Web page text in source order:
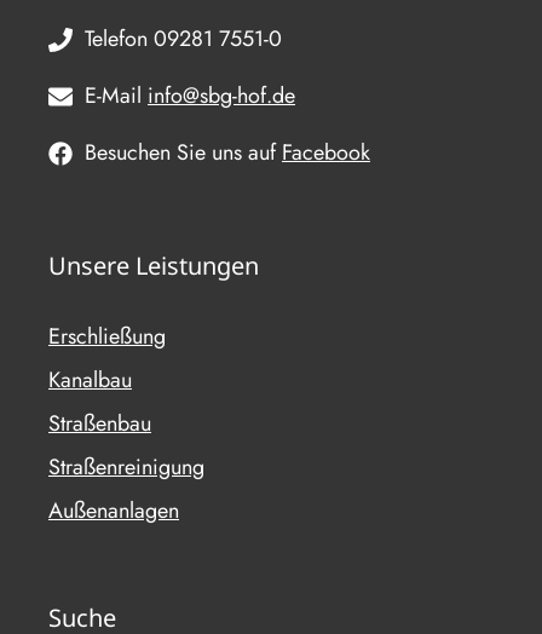
Telefon 09281 7551-0
E-Mail info@sbg-hof.de
Besuchen Sie uns aufFacebook
Unsere Leistungen
Erschließung
Kanalbau
Straßenbau
Straßenreinigung
Außenanlagen
Suche